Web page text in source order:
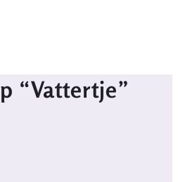
“Vattertje”